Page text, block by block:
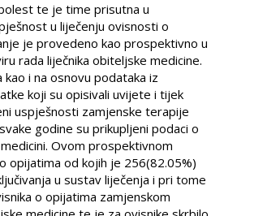
te je time prisutna u
u liječenju ovisnosti o
je provedeno kao prospektivno u
rada liječnika obiteljske medicine.
i na osnovu podataka iz
koji su opisivali uvijete i tijek
uspješnosti zamjenske terapije
godine su prikupljeni podaci o
Ovom prospektivnom
opijatima od kojih je 256(82.05%)
u sustav liječenja i pri tome
o opijatima zamjenskom